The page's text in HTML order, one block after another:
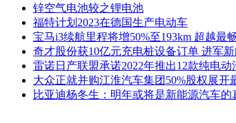
锌空气电池较之锂电池
福特计划2023在德国生产电动车
宝马i3续航里程将增50%至193km 超越最
奇才股份获10亿元充电桩设备订单 进军
雷诺日产联盟承诺2022年推出12款纯电动
大众正就并购江淮汽车集团50%股权展开
比亚迪杨冬生：明年或将是新能源汽车的